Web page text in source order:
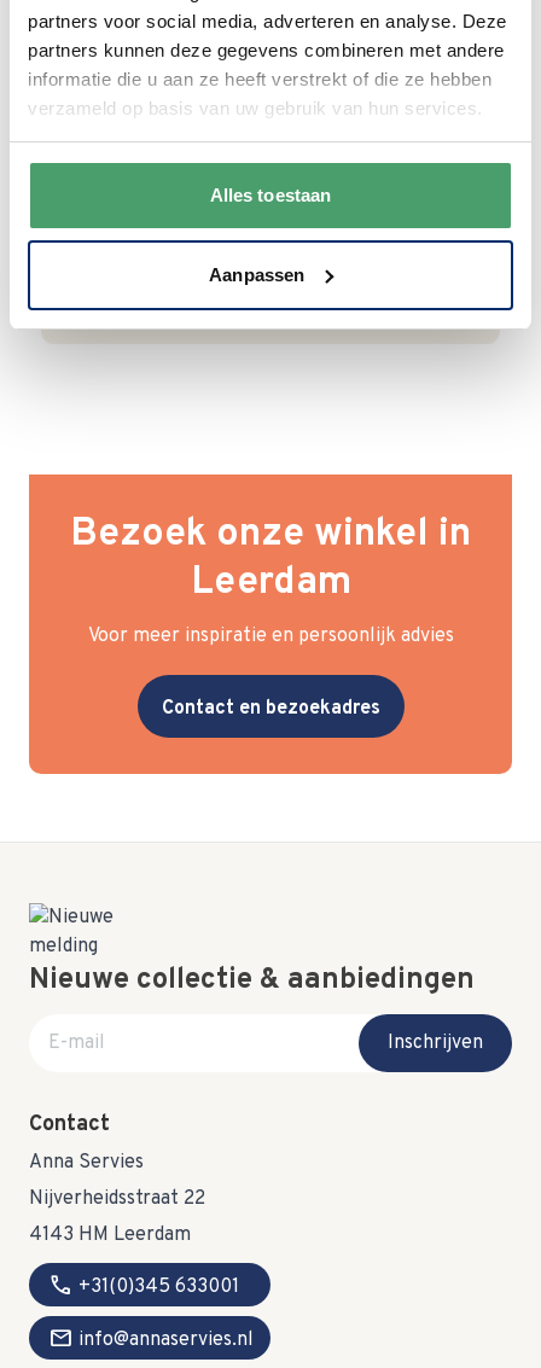
partners voor social media, adverteren en analyse. Deze
partners kunnen deze gegevens combineren met andere
informatie die u aan ze heeft verstrekt of die ze hebben
verzameld op basis van uw gebruik van hun services.
Alles toestaan
Aanpassen
Goede waardering
We krijgen een goede waardering van Onze
klanten. 9+ gemiddeld.
Bezoek onze winkel in
Leerdam
Voor meer inspiratie en persoonlijk advies
Contact en bezoekadres
Nieuwe collectie & aanbiedingen
E-mail adres
Inschrijven
Contact
Anna Servies
Nijverheidsstraat 22
4143 HM Leerdam
call +31(0)345 633001
mail info@annaservies.nl